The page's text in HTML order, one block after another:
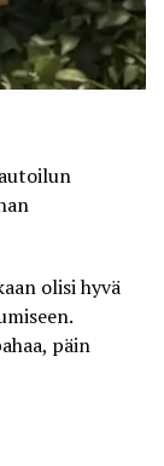
olisi hyvä
päin